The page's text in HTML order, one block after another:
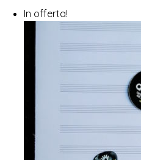
In offerta!